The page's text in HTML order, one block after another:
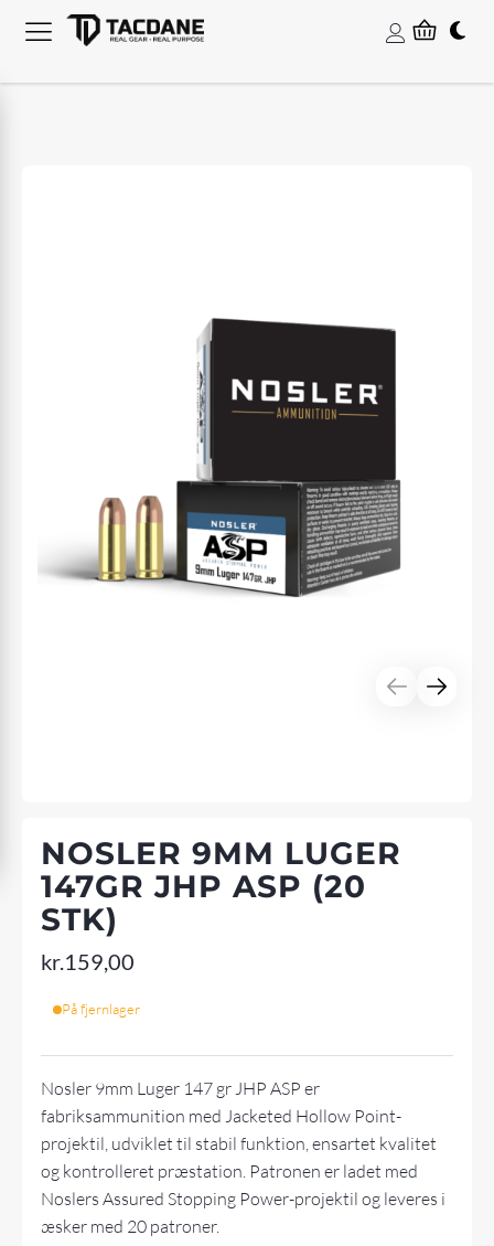
NOSLER 9MM LUGER
147GR JHP ASP (20
STK)
kr.159,00
På fjernlager
Nosler 9mm Luger 147 gr JHP ASP er
fabriksammunition med Jacketed Hollow Point-
projektil, udviklet til stabil funktion, ensartet kvalitet
og kontrolleret præstation. Patronen er ladet med
Noslers Assured Stopping Power-projektil og leveres i
æsker med 20 patroner.